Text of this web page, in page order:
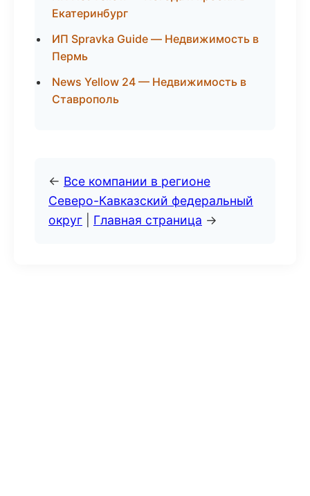
Екатеринбург
ИП Spravka Guide — Недвижимость в
Пермь
News Yellow 24 — Недвижимость в
Ставрополь
← Все компании в регионе
Северо-Кавказский федеральный
округ
Главная страница →